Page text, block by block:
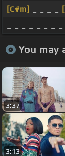
[C#m]
You may
3:37
3:13